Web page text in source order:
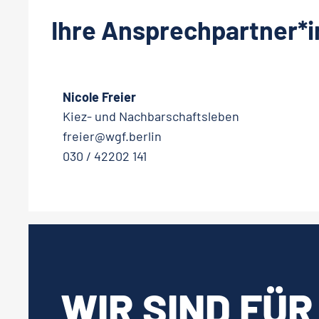
Ihre
Nicole Freier
Kiez- und Nachbarschaftsleben
freier@wgf.berlin
030 / 42202 141
WIR SIND